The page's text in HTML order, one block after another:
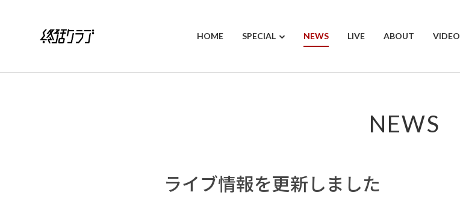
HOME SPECIAL NEWS LIVE ABOUT VIDEO
NEWS
ライブ情報を更新しました